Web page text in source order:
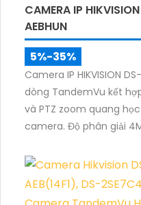
CAMERA IP
AEBHUN
5%-35%
Camera IP HIKVISION
dòng TandemVu kết
và PTZ zoom quang
camera. Độ phân giải
giúp giám sát khu vực
ngày và đêm.